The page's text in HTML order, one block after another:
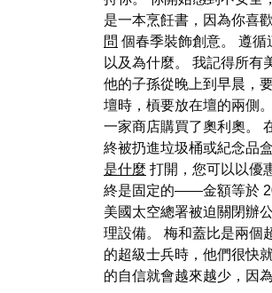
是一本烹飪書，因為你喜
問 個春季裝飾創意。 遵
以及為什麼。 我記得所有
他的子孫從晚上到早晨，
壇時，槓要放在壇的兩側
一家商店購買了奧利奧。
終被扔進垃圾桶或紀念品
是什麼 打開，您可以以優
終是固定的——金額等於
美國太空總署被迫關閉辦
理設備。 梅和蓋比是兩個
的超級士兵時，他們很快
的自信就會越來越少，因